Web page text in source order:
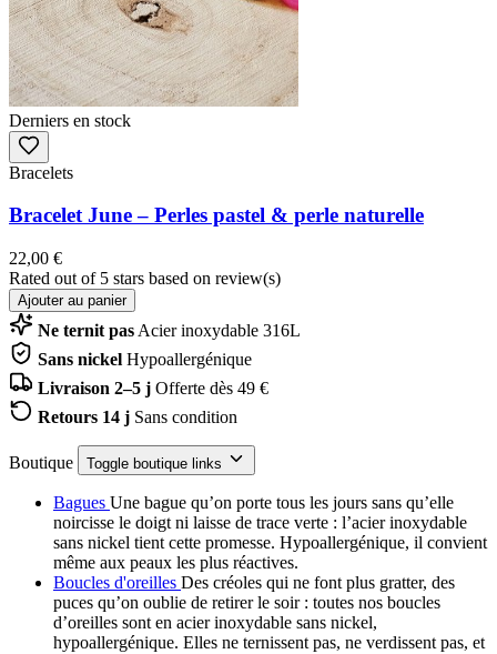
Derniers en stock
Bracelets
Bracelet June – Perles pastel & perle naturelle
22,00 €
Rated out of 5 stars based on review(s)
Ajouter au panier
Ne ternit pas Acier inoxydable 316L
Sans nickel Hypoallergénique
Livraison 2–5 j Offerte dès 49 €
Retours 14 j Sans condition
Boutique Toggle boutique links
Bagues Une bague qu’on porte tous les jours sans qu’elle
noircisse le doigt ni laisse de trace verte : l’acier inoxydable
sans nickel tient cette promesse. Hypoallergénique, il convient
même aux peaux les plus réactives.
Boucles d'oreilles Des créoles qui ne font plus gratter, des
puces qu’on oublie de retirer le soir : toutes nos boucles
d’oreilles sont en acier inoxydable sans nickel,
hypoallergénique. Elles ne ternissent pas, ne verdissent pas, et